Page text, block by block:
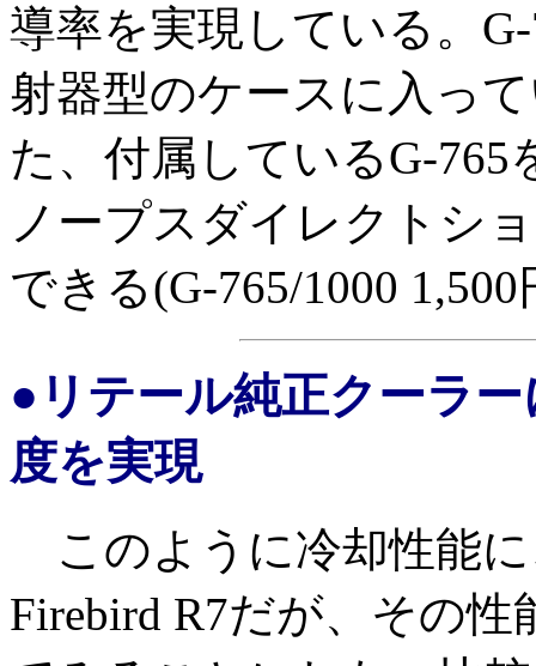
導率を実現している。
射器型のケースに入っ
た、付属しているG-
ノープスダイレクトシ
できる(G-765/1000 1,500
●リテール純正クーラ
度を実現
このように冷却性能
Firebird R7だが、その